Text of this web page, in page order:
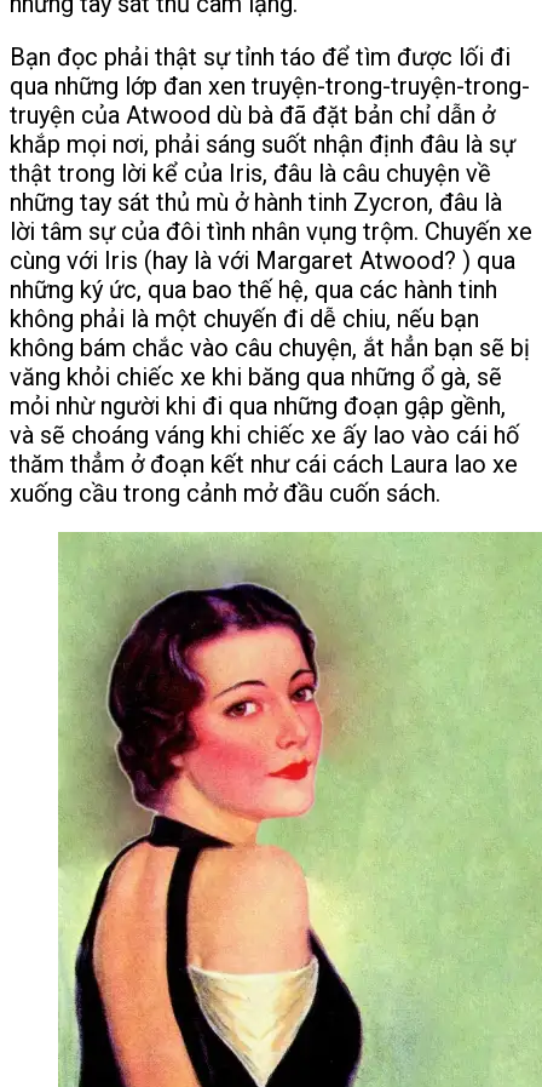
Bạn đọc phải thật sự tỉnh táo để tìm được lối đi
qua những lớp đan xen truyện-trong-truyện-trong-
truyện của Atwood dù bà đã đặt bản chỉ dẫn ở
khắp mọi nơi, phải sáng suốt nhận định đâu là sự
thật trong lời kể của Iris, đâu là câu chuyện về
những tay sát thủ mù ở hành tinh Zycron, đâu là
lời tâm sự của đôi tình nhân vụng trộm. Chuyến xe
cùng với Iris (hay là với Margaret Atwood? ) qua
những ký ức, qua bao thế hệ, qua các hành tinh
không phải là một chuyến đi dễ chiu, nếu bạn
không bám chắc vào câu chuyện, ắt hẳn bạn sẽ bị
văng khỏi chiếc xe khi băng qua những ổ gà, sẽ
mỏi nhừ người khi đi qua những đoạn gập gềnh,
và sẽ choáng váng khi chiếc xe ấy lao vào cái hố
thăm thẳm ở đoạn kết như cái cách Laura lao xe
xuống cầu trong cảnh mở đầu cuốn sách.